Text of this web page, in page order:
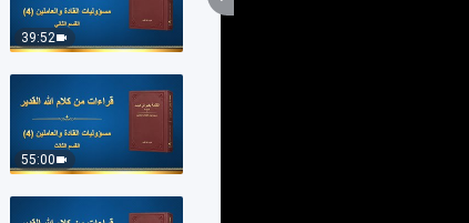
39:52
55:00